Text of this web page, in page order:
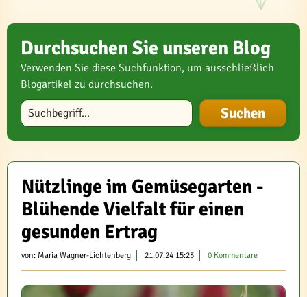
Durchsuchen Sie unseren Blog
Verwenden Sie diese Suchfunktion, um ausschließlich
Blogartikel zu durchsuchen.
Blog durchsuchen
Nützlinge im Gemüsegarten -
Blühende Vielfalt für einen
gesunden Ertrag
von: Maria Wagner-Lichtenberg 21.07.24 15:23 0 Kommentare